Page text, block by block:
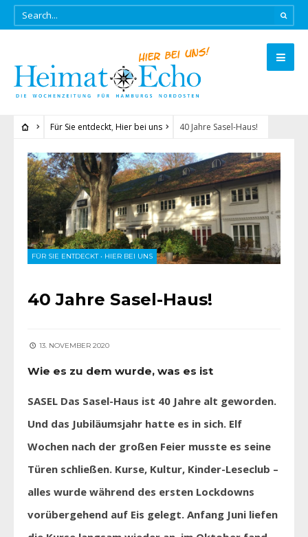
Für Sie entdeckt, Hier bei uns 40 Jahre Sasel-Haus!
FÜR SIE ENTDECKT• HIER BEI UNS
40 Jahre Sasel-Haus!
13. NOVEMBER 2020
Wie es zu dem wurde, was es ist
SASEL Das Sasel-Haus ist 40 Jahre alt geworden.
Und das Jubiläumsjahr hatte es in sich. Elf
Wochen nach der großen Feier musste es seine
Türen schließen. Kurse, Kultur, Kinder-Leseclub –
alles wurde während des ersten Lockdowns
vorübergehend auf Eis gelegt. Anfang Juni liefen